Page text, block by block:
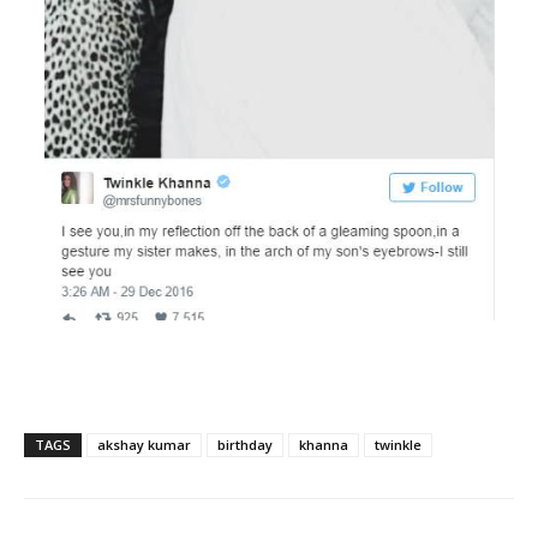
TAGS akshay kumar birthday khanna twinkle